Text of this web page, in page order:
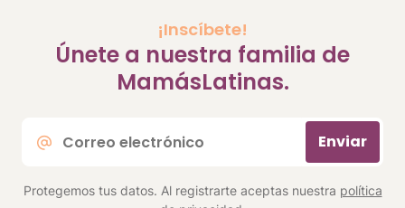
¡Inscíbete!
Únete a nuestra familia de
MamásLatinas.
electrónico
Enviar
Protegemos tus datos. Al registrarte aceptas nuestra política